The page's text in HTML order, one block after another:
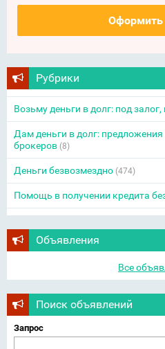
Оформить
Рубрики
Возьму деньги в долг: под
Дам деньги в долг:
брокеров (8)
Деньги безвозмездно (474)
Помощь в получении кредита
Объявления
Все
Поиск объявлений
Запрос